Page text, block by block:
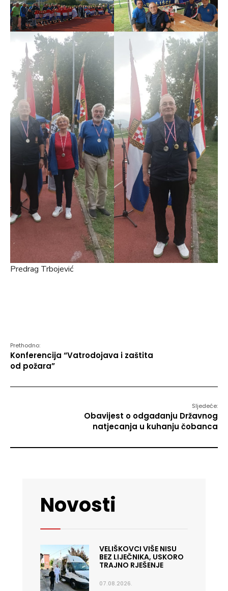
Predrag Trbojević
Prethodno:
Konferencija “Vatrodojava i zaštita
od požara”
Sljedeće:
Obavijest o odgađanju Državnog
natjecanja u kuhanju čobanca
Novosti
VELIŠKOVCI VIŠE NISU
BEZ LIJEČNIKA, USKORO
TRAJNO RJEŠENJE
07.08.2026.